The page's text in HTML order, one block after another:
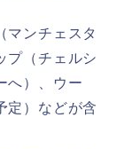
マンチェスタ
プ（チェルシ
へ）、ウー
定）などが含